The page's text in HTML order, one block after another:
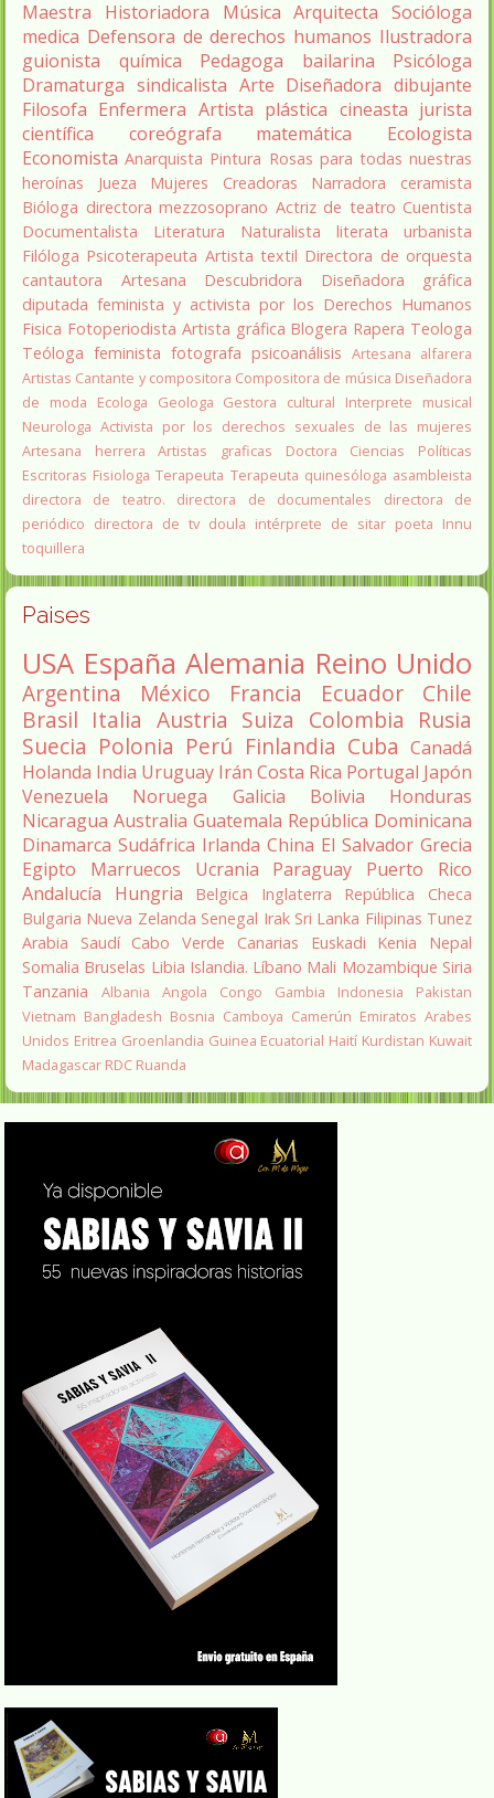
Maestra
Historiadora Música Arquitecta Socióloga
medica Defensora de derechos humanos Ilustradora
guionista
química Pedagoga bailarina
Psicóloga
Dramaturga sindicalista Arte Diseñadora dibujante
Filosofa Enfermera Artista plástica cineasta jurista
científica
coreógrafa matemática
Ecologista
Economista Anarquista Pintura Rosas para todas nuestras
heroínas
Jueza Mujeres Creadoras Narradora
ceramista
Bióloga directora mezzosoprano Actriz de teatro Cuentista
Documentalista
Literatura Naturalista literata
urbanista
Filóloga Psicoterapeuta Artista textil Directora de orquesta
cantautora
Artesana Descubridora
Diseñadora gráfica
diputada feminista y activista por los Derechos Humanos
Fisica Fotoperiodista Artista gráfica Blogera Rapera Teologa
Teóloga feminista fotografa psicoanálisis Artesana alfarera
Artistas Cantante y compositora Compositora de música Diseñadora
de moda
Ecologa Geologa Gestora cultural
Interprete musical
Neurologa Activista por los derechos sexuales de las mujeres
Artesana herrera
Artistas graficas
Doctora Ciencias Políticas
Escritoras Fisiologa Terapeuta Terapeuta quinesóloga asambleista
directora de teatro.
directora de documentales
directora de
periódico directora de tv doula intérprete de sitar poeta Innu
toquillera
Paises
USA España Alemania Reino Unido
Argentina México Francia Ecuador
Chile
Brasil Italia Austria Suiza Colombia Rusia
Suecia Polonia Perú Finlandia Cuba Canadá
Holanda India Uruguay Irán Costa Rica Portugal Japón
Venezuela
Noruega Galicia Bolivia
Honduras
Nicaragua Australia Guatemala República Dominicana
Dinamarca Sudáfrica Irlanda China El Salvador Grecia
Egipto
Marruecos Ucrania Paraguay
Puerto Rico
Andalucía
Hungria Belgica Inglaterra
República Checa
Bulgaria Nueva Zelanda Senegal Irak Sri Lanka Filipinas Tunez
Arabia Saudí Cabo Verde Canarias Euskadi Kenia
Nepal
Somalia Bruselas Libia Islandia. Líbano Mali Mozambique Siria
Tanzania
Albania Angola Congo Gambia Indonesia
Pakistan
Vietnam Bangladesh Bosnia Camboya Camerún Emiratos Arabes
Unidos Eritrea Groenlandia Guinea Ecuatorial Haití Kurdistan Kuwait
Madagascar RDC Ruanda